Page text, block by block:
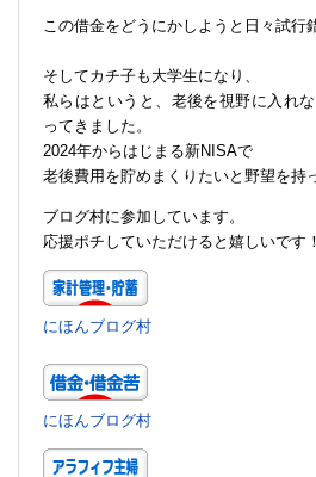
この借金をどうにかしようと日々試行
そしてカチ子も大学生になり、
私らはというと、老後を視野に入れ
ってきました。
2024年からはじまる新NISAで
老後費用を貯めまくりたいと野望を持
ブログ村に参加しています。
応援ポチしていただけると嬉しいです！
にほんブログ村
にほんブログ村